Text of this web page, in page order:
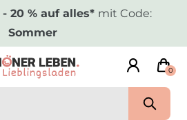
- 20 % auf alles* mit Code:
Sommer
0